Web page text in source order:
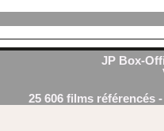
JP Box-
25 606 films référencés